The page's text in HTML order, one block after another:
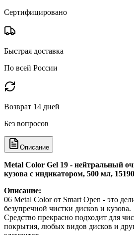
Сертифицировано
Быстрая доставка
По всей России
Возврат 14 дней
Без вопросов
Описание
Metal Color Gel 19 - нейтральный
кузова с индикатором, 500 мл,
Описание:
06 Metal Color от Smart Open - это
безупречной чистки дисков и кузова.
Средство прекрасно подходит для
покрытия, любых видов дисков и